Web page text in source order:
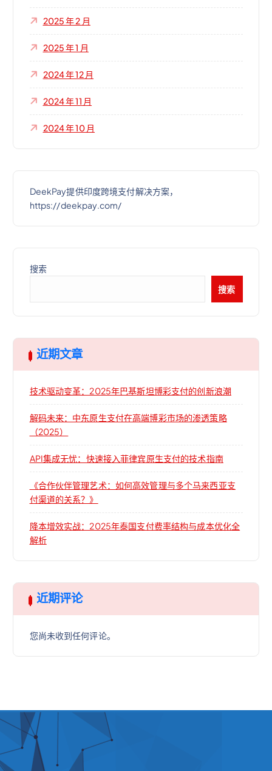
2025 年 2 月
2025 年 1 月
2024 年 12 月
2024 年 11 月
2024 年 10 月
DeekPay提供印度跨境支付解决方案，
https://deekpay.com/
搜索
搜索
近期文章
技术驱动变革：2025年巴基斯坦博彩支付的创新浪潮
解码未来：中东原生支付在高端博彩市场的渗透策略
（2025）
API集成无忧：快速接入菲律宾原生支付的技术指南
《合作伙伴管理艺术：如何高效管理与多个马来西亚支
付渠道的关系？》
降本增效实战：2025年泰国支付费率结构与成本优化全
解析
近期评论
您尚未收到任何评论。